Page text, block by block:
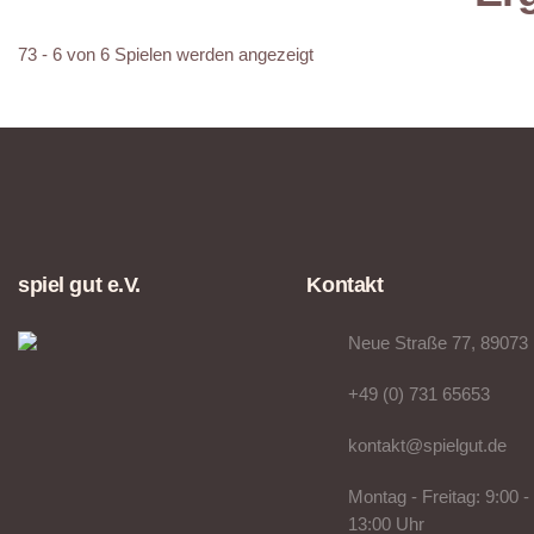
73 - 6 von 6 Spielen werden angezeigt
spiel gut e.V. Kontakt
Neue Straße 77, 89073
+49 (0) 731 65653
kontakt@spielgut.de
Montag - Freitag: 9:00 -
13:00 Uhr